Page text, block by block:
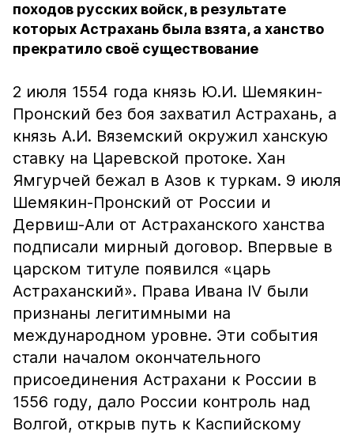
походов русских войск, в результате
которых Астрахань была взята, а ханство
прекратило своё существование
2 июля 1554 года князь Ю.И. Шемякин-
Пронский без боя захватил Астрахань, а
князь А.И. Вяземский окружил ханскую
ставку на Царевской протоке. Хан
Ямгурчей бежал в Азов к туркам. 9 июля
Шемякин-Пронский от России и
Дервиш-Али от Астраханского ханства
подписали мирный договор. Впервые в
царском титуле появился «царь
Астраханский». Права Ивана IV были
признаны легитимными на
международном уровне. Эти события
стали началом окончательного
присоединения Астрахани к России в
1556 году, дало России контроль над
Волгой, открыв путь к Каспийскому